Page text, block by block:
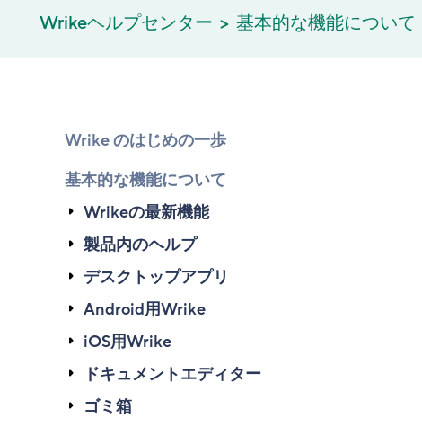
Wrikeヘルプセンター 基本的な機能について
Wrike のはじめの一歩
基本的な機能について
Wrikeの最新機能
製品内のヘルプ
デスクトップアプリ
Android用Wrike
iOS用Wrike
ドキュメントエディター
ゴミ箱